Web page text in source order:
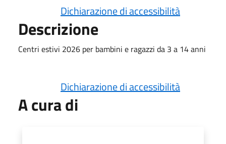
Dichiarazione di accessibilità
Descrizione
Centri estivi 2026 per bambini e ragazzi da 3 a 14 anni
Dichiarazione di accessibilità
A cura di